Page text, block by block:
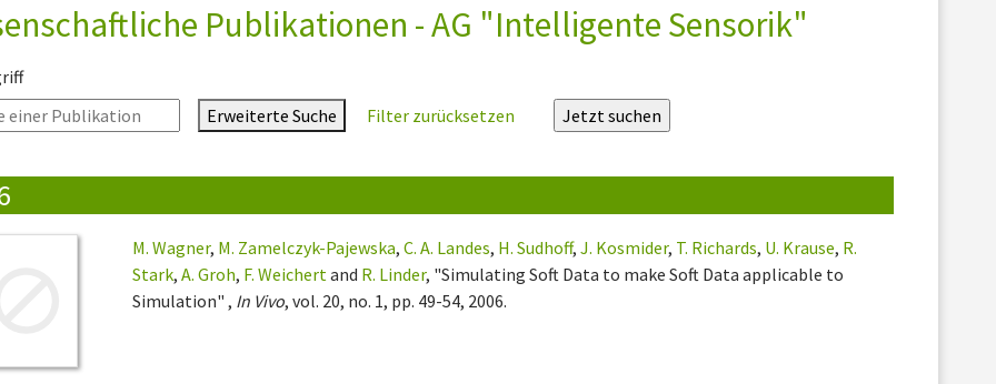
Publikationen - AG "Intelligente Sensorik"
Erweiterte Suche
Filter zurücksetzen
M. Wagner, M. Zamelczyk-Pajewska,C. A. Landes, H. Sudhoff,J. Kosmider, T. Richards, U. Krause, R.
Stark,A. Groh, F. Weichert and R. Linder, "Simulating Soft Data to make Soft Data applicable to
Simulation" , In Vivo, vol. 20, no. 1, pp. 49-54, 2006.